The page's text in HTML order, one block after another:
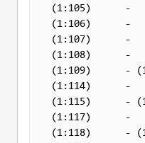
(1:105)      -
(1:106)      -
(1:107)      -
(1:108)      -
(1:109)      -
(1:114)      -
(1:115)      -
(1:117)      -
(1:118)      -